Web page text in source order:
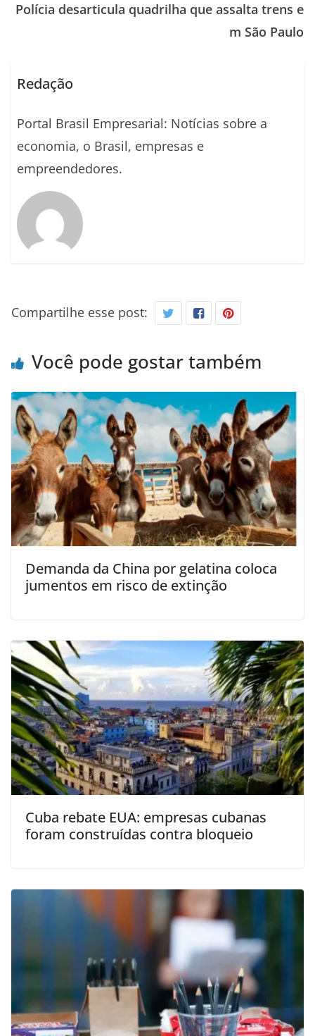
Polícia desarticula quadrilha que assalta trens e
m São Paulo
Redação
Portal Brasil Empresarial: Notícias sobre a
economia, o Brasil, empresas e
empreendedores.
Compartilhe esse post:
Você pode gostar também
Demanda da China por gelatina coloca
jumentos em risco de extinção
Cuba rebate EUA: empresas cubanas
foram construídas contra bloqueio